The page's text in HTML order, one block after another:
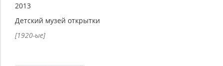
2013
Детский музей открытки
[1920-ые]